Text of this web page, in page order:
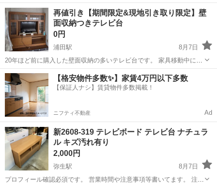
納部はW400づつの縦型ユニットを連結しています。 短くすることも
可能です。 TV部 W 1170 H 950 ※各ユ...
岡山 岡山市 大元駅 収納家具
再値引き【期間限定&現地引き取り限定】壁
面収納つきテレビ台
0円
浦田駅
8月7日
20年ほど前に購入した壁面収納の多いテレビ台です。 家具移動中に急
いで撮影したため、掃除ができていませんが、お渡し時には綺麗にし
ております。 長い間使っていたので、キズなどが少しあり、 三枚目以
降をご確認ください。 ほか気に...
岡山 倉敷市 浦田駅 収納家具 現地
【格安物件多数✨】家賃4万円以下多数
【保証人ナシ】賃貸物件多数掲載！
ニフティ不動産 Ad
新2608-319 テレビボード テレビ台 ナチュラ
ル キズ汚れ有り
2,000円
弥生駅
8月7日
プロフィール確認必須です。 営業時間や注意事項等書いてます。 注意